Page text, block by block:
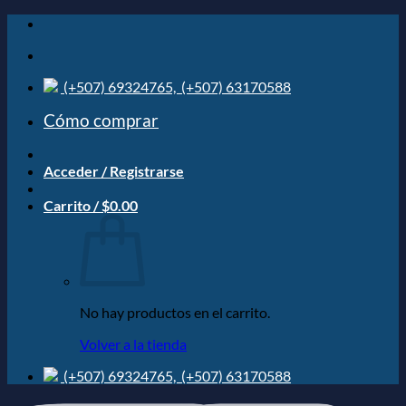
Saltar
contenido
(+507) 69324765, (+507) 63170588
Cómo comprar
Acceder / Registrarse
Carrito /$0.00
No hay productos en el carrito.
Volver a la tienda
(+507) 69324765, (+507) 63170588